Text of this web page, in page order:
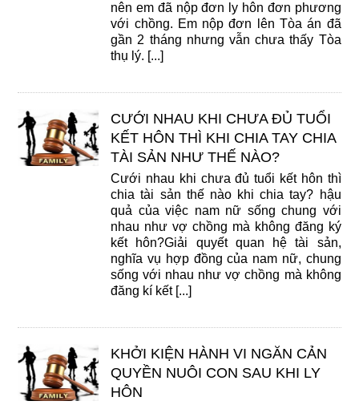
nên em đã nộp đơn ly hôn đơn phương
với chồng. Em nộp đơn lên Tòa án đã
gần 2 tháng nhưng vẫn chưa thấy Tòa
thụ lý. [...]
CƯỚI NHAU KHI CHƯA ĐỦ TUỔI
KẾT HÔN THÌ KHI CHIA TAY CHIA
TÀI SẢN NHƯ THẾ NÀO?
Cưới nhau khi chưa đủ tuổi kết hôn thì
chia tài sản thế nào khi chia tay? hậu
quả của việc nam nữ sống chung với
nhau như vợ chồng mà không đăng ký
kết hôn?Giải quyết quan hệ tài sản,
nghĩa vụ hợp đồng của nam nữ, chung
sống với nhau như vợ chồng mà không
đăng kí kết [...]
KHỞI KIỆN HÀNH VI NGĂN CẢN
QUYỀN NUÔI CON SAU KHI LY
HÔN